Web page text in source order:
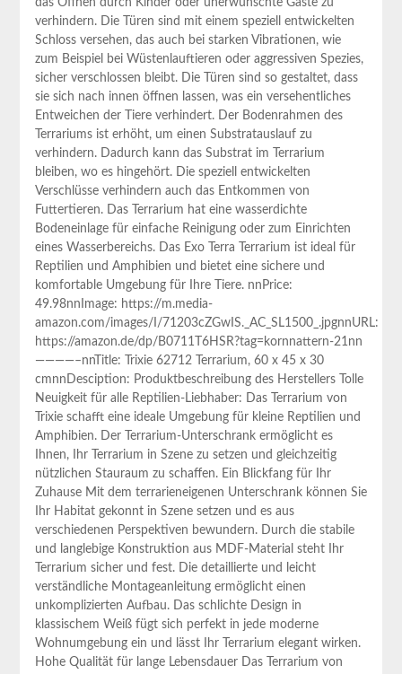
das Öffnen durch Kinder oder unerwünschte Gäste zu
verhindern. Die Türen⁣ sind mit einem speziell entwickelten
Schloss versehen, das auch bei starken Vibrationen, wie
zum Beispiel bei Wüstenlauftieren oder aggressiven Spezies,
sicher ⁣verschlossen bleibt. Die Türen sind so gestaltet, dass
sie sich nach innen öffnen lassen, was ein versehentliches
Entweichen der Tiere verhindert. Der Bodenrahmen des
⁣Terrariums ist erhöht,‍ um einen Substratauslauf zu
verhindern. Dadurch kann das Substrat im Terrarium
bleiben, wo es hingehört. Die speziell entwickelten
Verschlüsse verhindern auch das Entkommen von
Futtertieren. Das Terrarium hat eine wasserdichte
Bodeneinlage für einfache Reinigung oder zum Einrichten
eines Wasserbereichs. Das Exo Terra Terrarium ist‍ ideal für
Reptilien und⁤ Amphibien⁣ und⁣ bietet eine sichere und
komfortable Umgebung für⁢ Ihre Tiere. nnPrice:
49.98nnImage: https://m.media-
amazon.com/images/I/71203cZGwIS._AC_SL1500_.jpgnnURL:
https://amazon.de/dp/B0711T6HSR?tag=kornnattern-21nn
————–nnTitle: Trixie 62712 Terrarium, 60 x 45 ⁢x 30
cmnnDesciption: Produktbeschreibung des Herstellers Tolle‍
Neuigkeit für‍ alle Reptilien-Liebhaber: Das Terrarium von
Trixie schafft eine ideale Umgebung für kleine ‍Reptilien und
Amphibien. Der Terrarium-Unterschrank‌ ermöglicht es
Ihnen,​ Ihr Terrarium in Szene zu setzen und gleichzeitig
nützlichen Stauraum zu schaffen. Ein ⁣Blickfang für Ihr
Zuhause Mit dem terrarieneigenen Unterschrank können Sie
Ihr Habitat​ gekonnt in Szene setzen und es aus
verschiedenen Perspektiven bewundern. Durch die stabile
und langlebige‌ Konstruktion aus⁤ MDF-Material steht Ihr
Terrarium sicher und⁢ fest. Die detaillierte und leicht
verständliche Montageanleitung ermöglicht einen
unkomplizierten Aufbau. ‌Das schlichte Design in
klassischem Weiß fügt sich perfekt in jede moderne
Wohnumgebung ein und lässt ‍Ihr Terrarium elegant wirken.
Hohe Qualität für lange Lebensdauer Das Terrarium von